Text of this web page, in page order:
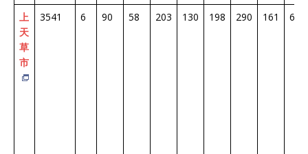
上
天
草
市
3541 6 90 58 203 130 198 290 161 691